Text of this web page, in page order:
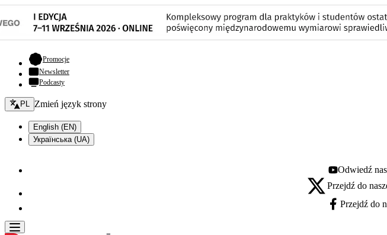
Promocje- otwiera się w nowej karcie
Newsletter
Podcasty
Zmień język - bieżący:
PL Zmień język strony
English (EN)
Українська (UA)
Youtube - otwiera
Odwiedź
X - otwiera się w nowej
Przejdź do
Facebook - otwiera
Przejdź do